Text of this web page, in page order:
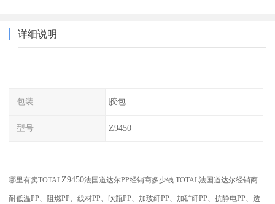
详细说明
包装 胶包
型号 Z9450
哪里有卖TOTALZ9450法国道达尔PP经销商多少钱 TOTAL法国道达尔经销商
耐低温PP、阻燃PP、线材PP、吹瓶PP、加玻纤PP、加矿纤PP、抗静电PP、透